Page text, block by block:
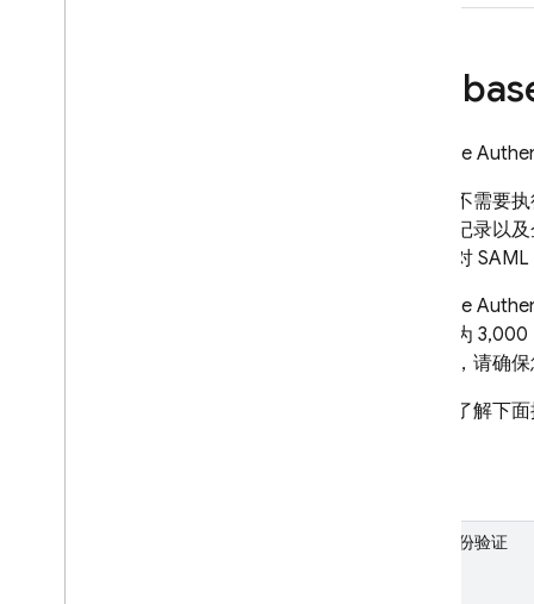
Firebase
此升级不需要
型日志记录以
数以及对
Firebase
上限将为
级之前，请确
请详细了解下
多重身份验证